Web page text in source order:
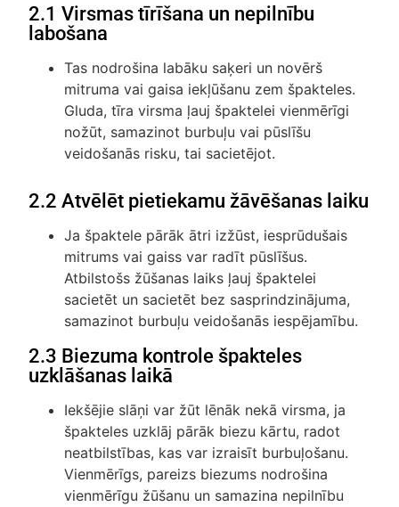
2.1 Virsmas tīrīšana un nepilnību
labošana
Tas nodrošina labāku saķeri un novērš
mitruma vai gaisa iekļūšanu zem špakteles.
Gluda, tīra virsma ļauj špaktelei vienmērīgi
nožūt, samazinot burbuļu vai pūslīšu
veidošanās risku, tai sacietējot.
2.2 Atvēlēt pietiekamu žāvēšanas laiku
Ja špaktele pārāk ātri izžūst, iesprūdušais
mitrums vai gaiss var radīt pūslīšus.
Atbilstošs žūšanas laiks ļauj špaktelei
sacietēt un sacietēt bez sasprindzinājuma,
samazinot burbuļu veidošanās iespējamību.
2.3 Biezuma kontrole špakteles
uzklāšanas laikā
Iekšējie slāņi var žūt lēnāk nekā virsma, ja
špakteles uzklāj pārāk biezu kārtu, radot
neatbilstības, kas var izraisīt burbuļošanu.
Vienmērīgs, pareizs biezums nodrošina
vienmērīgu žūšanu un samazina nepilnību